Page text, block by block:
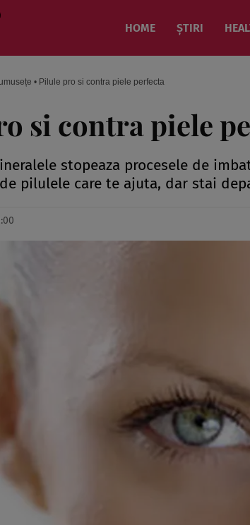
HOME ȘTIRI
• Pilule pro si contra piele perfecta
si contra piele
stopeaza procesele de
pilulele care te ajuta, dar stai